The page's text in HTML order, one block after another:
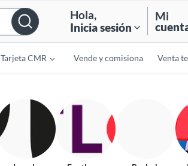
Hola,
Inicia sesión
Mi
Tarjeta CMR Vende y comisiona Venta